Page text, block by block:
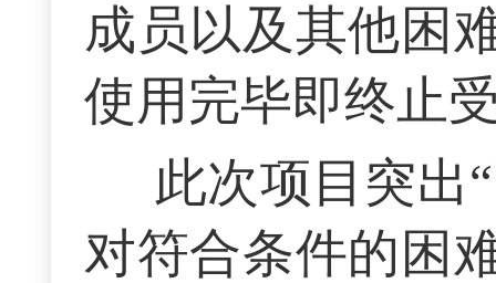
成员以及其他困
使用完毕即终止
此次项目突出
对符合条件的困